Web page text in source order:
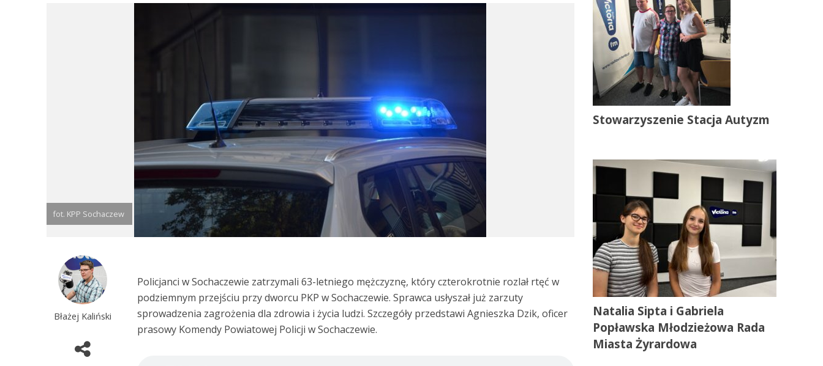
fot. KPP Sochaczew
Błażej Kaliński
Policjanci w Sochaczewie zatrzymali 63-letniego mężczyznę, który czterokrotnie rozlał rtęć w
podziemnym przejściu przy dworcu PKP w Sochaczewie. Sprawca usłyszał już zarzuty
sprowadzenia zagrożenia dla zdrowia i życia ludzi. Szczegóły przedstawi Agnieszka Dzik, oficer
prasowy Komendy Powiatowej Policji w Sochaczewie.
Stowarzyszenie Stacja Autyzm
Natalia Sipta i Gabriela
Popławska Młodzieżowa Rada
Miasta Żyrardowa